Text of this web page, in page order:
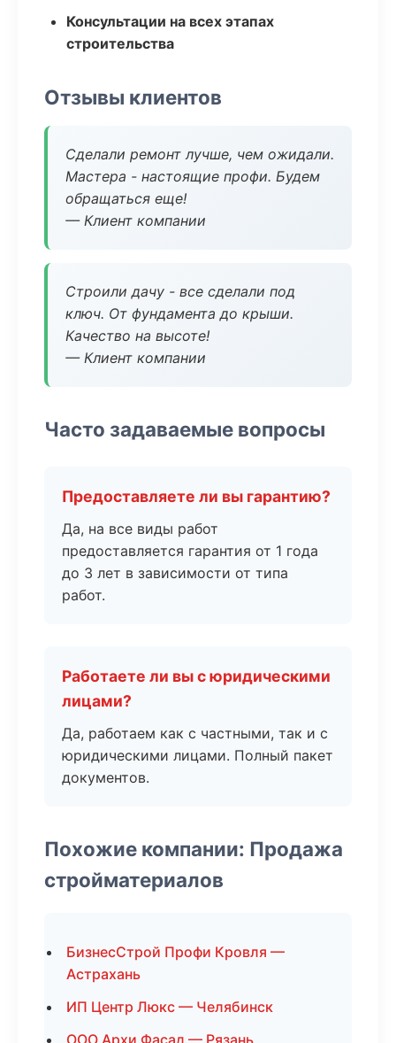
Консультации на всех этапах
строительства
Отзывы клиентов
Сделали ремонт лучше, чем ожидали.
Мастера - настоящие профи. Будем
обращаться еще!
— Клиент компании
Строили дачу - все сделали под
ключ. От фундамента до крыши.
Качество на высоте!
— Клиент компании
Часто задаваемые вопросы
Предоставляете ли вы гарантию?
Да, на все виды работ
предоставляется гарантия от 1 года
до 3 лет в зависимости от типа
работ.
Работаете ли вы с юридическими
лицами?
Да, работаем как с частными, так и с
юридическими лицами. Полный пакет
документов.
Похожие компании: Продажа
стройматериалов
БизнесСтрой Профи Кровля —
Астрахань
ИП Центр Люкс — Челябинск
ООО Архи Фасад — Рязань